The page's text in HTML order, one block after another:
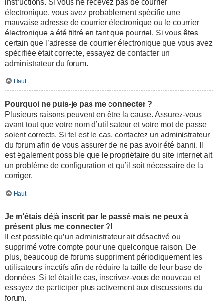
instructions. Si vous ne recevez pas de courrier
électronique, vous avez probablement spécifié une
mauvaise adresse de courrier électronique ou le courrier
électronique a été filtré en tant que pourriel. Si vous êtes
certain que l’adresse de courrier électronique que vous avez
spécifiée était correcte, essayez de contacter un
administrateur du forum.
Haut
Pourquoi ne puis-je pas me connecter ?
Plusieurs raisons peuvent en être la cause. Assurez-vous
avant tout que votre nom d’utilisateur et votre mot de passe
soient corrects. Si tel est le cas, contactez un administrateur
du forum afin de vous assurer de ne pas avoir été banni. Il
est également possible que le propriétaire du site internet ait
un problème de configuration et qu’il soit nécessaire de la
corriger.
Haut
Je m’étais déjà inscrit par le passé mais ne peux à
présent plus me connecter ?!
Il est possible qu’un administrateur ait désactivé ou
supprimé votre compte pour une quelconque raison. De
plus, beaucoup de forums suppriment périodiquement les
utilisateurs inactifs afin de réduire la taille de leur base de
données. Si tel était le cas, inscrivez-vous de nouveau et
essayez de participer plus activement aux discussions du
forum.